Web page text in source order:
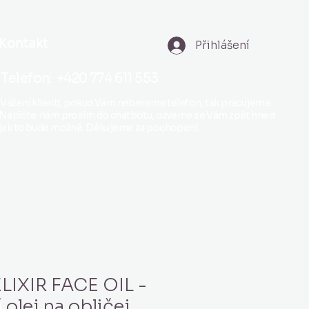
Přihlášení
FACE OIL -